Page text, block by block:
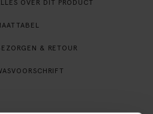
OVER DIT PRODUCT
& RETOUR